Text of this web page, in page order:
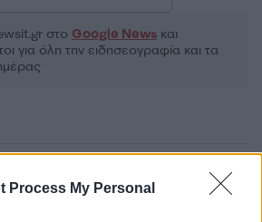
Process My Personal
στο Google News και
για όλη την ειδησεογραφία και τα